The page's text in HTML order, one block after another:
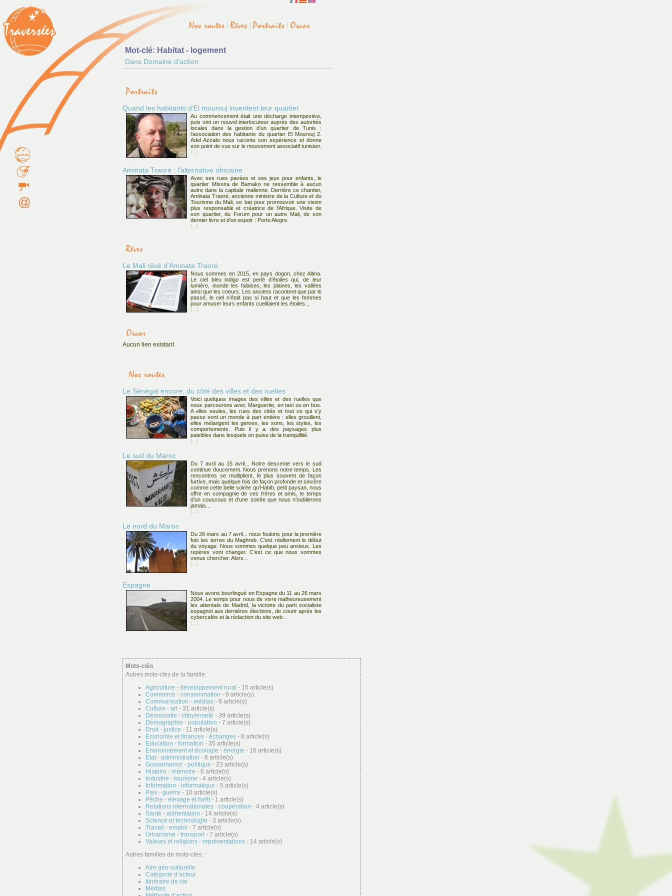
Mot-clé: Habitat - logement
Dans Domaine d’action
Quand les habitants d’El mourouj inventent leur quartier
Au commencement était une décharge intempestive,
puis vint un nouvel interlocuteur auprès des autorités
locales dans la gestion d’un quartier de Tunis :
l’association des habitants du quartier El Mourouj 2.
Adel Azzabi nous raconte son expérience et donne
son point de vue sur le mouvement associatif tunisien.
(...)
Aminata Traoré : l’alternative africaine
Avec ses rues pavées et ses jeux pour enfants, le
quartier Missira de Bamako ne ressemble à aucun
autre dans la capitale malienne. Derrière ce chantier,
Aminata Traoré, ancienne ministre de la Culture et du
Tourisme du Mali, se bat pour promouvoir une vision
plus responsable et créatrice de l’Afrique. Visite de
son quartier, du Forum pour un autre Mali, de son
dernier livre et d’un espoir : Porto Alegre.
(...)
Le Mali rêvé d’Aminata Traoré
Nous sommes en 2015, en pays dogon, chez Altina.
Le ciel bleu indigo est perlé d’étoiles qui, de leur
lumière, inonde les falaises, les plaines, les vallées
ainsi que les coeurs. Les anciens racontent que par le
passé, le ciel n’était pas si haut et que les femmes
pour amuser leurs enfants cueillaient les étoiles...
(...)
Aucun lien existant
Le Sénégal encore, du côté des villes et des ruelles
Voici quelques images des villes et des ruelles que
nous parcourons avec Marguerite, en taxi ou en bus.
A elles seules, les rues des cités et tout ce qui s’y
passe sont un monde à part entière : elles grouillent,
elles mélangent les genres, les sons, les styles, les
comportements. Puis il y a des paysages plus
paisibles dans lesquels on puise de la tranquillité.
(...)
Le sud du Maroc
Du 7 avril au 15 avril... Notre descente vers le sud
continue doucement. Nous prenons notre temps. Les
rencontres se multiplient, le plus souvent de façon
furtive, mais quelque fois de façon profonde et sincère
comme cette belle soirée qu’Habib, petit paysan, nous
offre en compagnie de ces frères et amis, le temps
d’un couscous et d’une soirée que nous n’oublierons
jamais...
(...)
Le nord du Maroc
Du 26 mars au 7 avril... nous foulons pour la première
fois les terres du Maghreb. C’est réellement le début
du voyage. Nous sommes quelque peu anxieux. Les
repères vont changer. C’est ce que nous sommes
venus chercher. Alors...
(...)
Espagne
Nous avons bourlingué en Espagne du 11 au 26 mars
2004. Le temps pour nous de vivre malheureusement
les attentats de Madrid, la victoire du parti socialiste
espagnol aux dernières élections, de courir après les
cybercafés et la rédaction du site web...
(...)
Mots-clés
Autres mots-clés de la famille:
Agriculture - développement rural - 15 article(s)
Commerce - consommation - 9 article(s)
Communication - médias - 8 article(s)
Culture - art- 31 article(s)
Démocratie - citoyenneté - 39 article(s)
Démographie - population - 7 article(s)
Droit - justice - 11 article(s)
Economie et finances - échanges - 8 article(s)
Education - formation - 35 article(s)
Environnement et écologie - énergie - 16 article(s)
Etat - administration - 6 article(s)
Gouvernance - politique - 23 article(s)
Histoire - mémoire - 6 article(s)
Industrie - tourisme - 4 article(s)
Information - informatique - 5 article(s)
Paix - guerre - 10 article(s)
Pêche - élevage et forêt- 1 article(s)
Relations internationales - coopération - 4 article(s)
Santé - alimentation - 14 article(s)
Science et technologie - 3 article(s)
Travail - emploi - 7 article(s)
Urbanisme - transport- 7 article(s)
Valeurs et religions - représentations - 14 article(s)
Autres familles de mots-clés:
Aire géo-culturelle
Catégorie d’acteur
Itinéraire de vie
Médias